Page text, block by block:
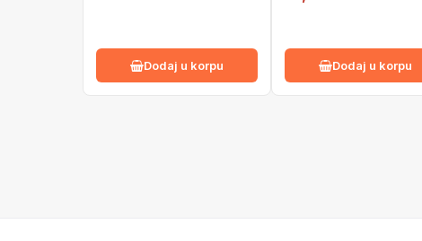
Dodaj u korpu Dodaj u korpu